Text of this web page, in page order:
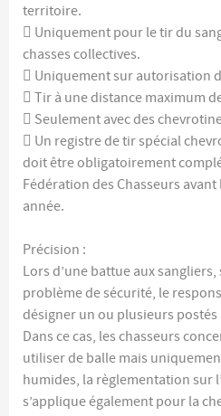
territoire.
 Uniquement pour le tir du
chasses collectives.
 Uniquement sur autorisation
 Tir à une distance maximum
 Seulement avec des
 Un registre de tir spécial
doit être obligatoirement
Fédération des Chasseurs
année.
Précision :
Lors d’une battue aux
problème de sécurité, le
désigner un ou plusieurs
Dans ce cas, les chasseurs
utiliser de balle mais
humides, la règlementation sur
s’applique également pour la